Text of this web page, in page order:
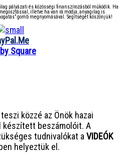
pályázati és közösségi finanszírozásból működik. Ha
illetve ha van rá módja, anyagilag is
gomb megnyomásával. Segítségét köszönjük!
Square
közzé az Önök hazai
készített beszámolóit. A
tudnivalókat aVIDEÓK
helyeztük el.